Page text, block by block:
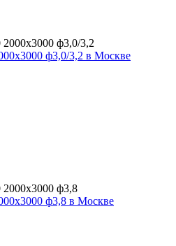
ф3,0/3,2 в Москве
ф3,8 в Москве